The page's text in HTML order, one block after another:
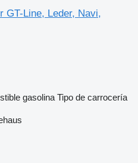
GT-Line, Leder, Navi,
gasolina Tipo de carrocería